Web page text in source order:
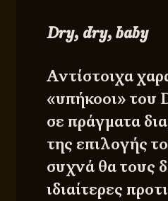
Dry, dry,baby
Αντίστοιχα
«υπήκοοι»
σε πράγματα
της επιλογής
συχνά θα τους
ιδιαίτερες